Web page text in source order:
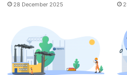
28 December 2025